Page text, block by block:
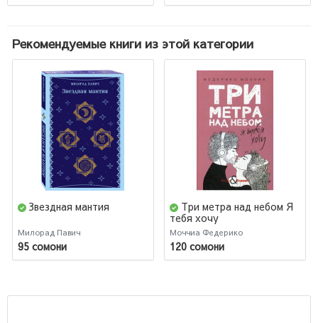
Рекомендуемые книги из этой категории
Звездная мантия
Милорад Павич
95 сомони
Три метра над небом Я
тебя хочу
Моччиа Федерико
120 сомони